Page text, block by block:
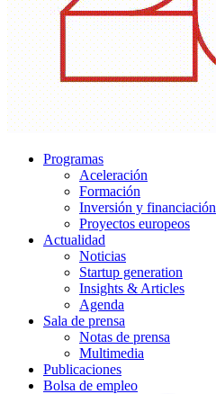
Programas
Aceleración
Formación
Inversión y financiación
Proyectos europeos
Actualidad
Noticias
Startup generation
Insights & Articles
Agenda
Sala de prensa
Notas de prensa
Multimedia
Publicaciones
Bolsa de empleo